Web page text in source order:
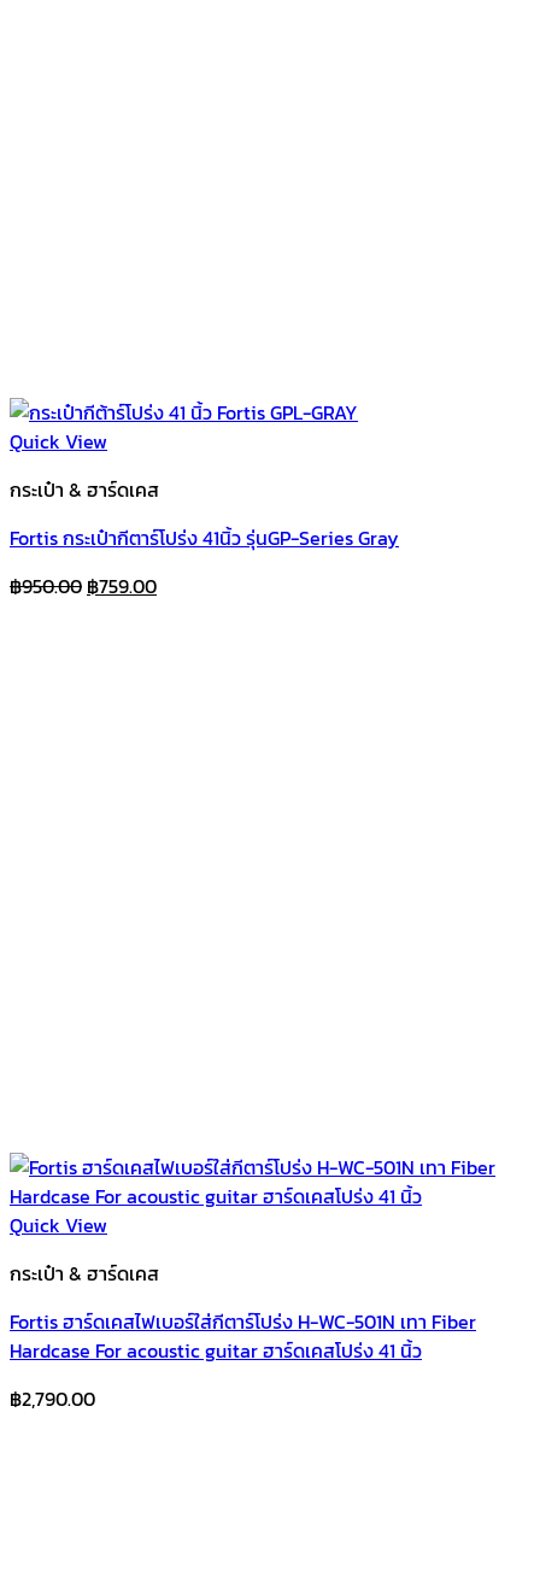
Quick View
กระเป๋า & ฮาร์ดเคส
Fortis กระเป๋ากีตาร์โปร่ง 41นิ้ว รุ่นGP-Series Gray
฿950.00 Original
฿759.00Current
Quick View
กระเป๋า & ฮาร์ดเคส
Fortis ฮาร์ดเคสไฟเบอร์ใส่กีตาร์โปร่ง H-WC-501N เทา Fiber
Hardcase For acoustic guitar ฮาร์ดเคสโปร่ง 41 นิ้ว
฿2,790.00